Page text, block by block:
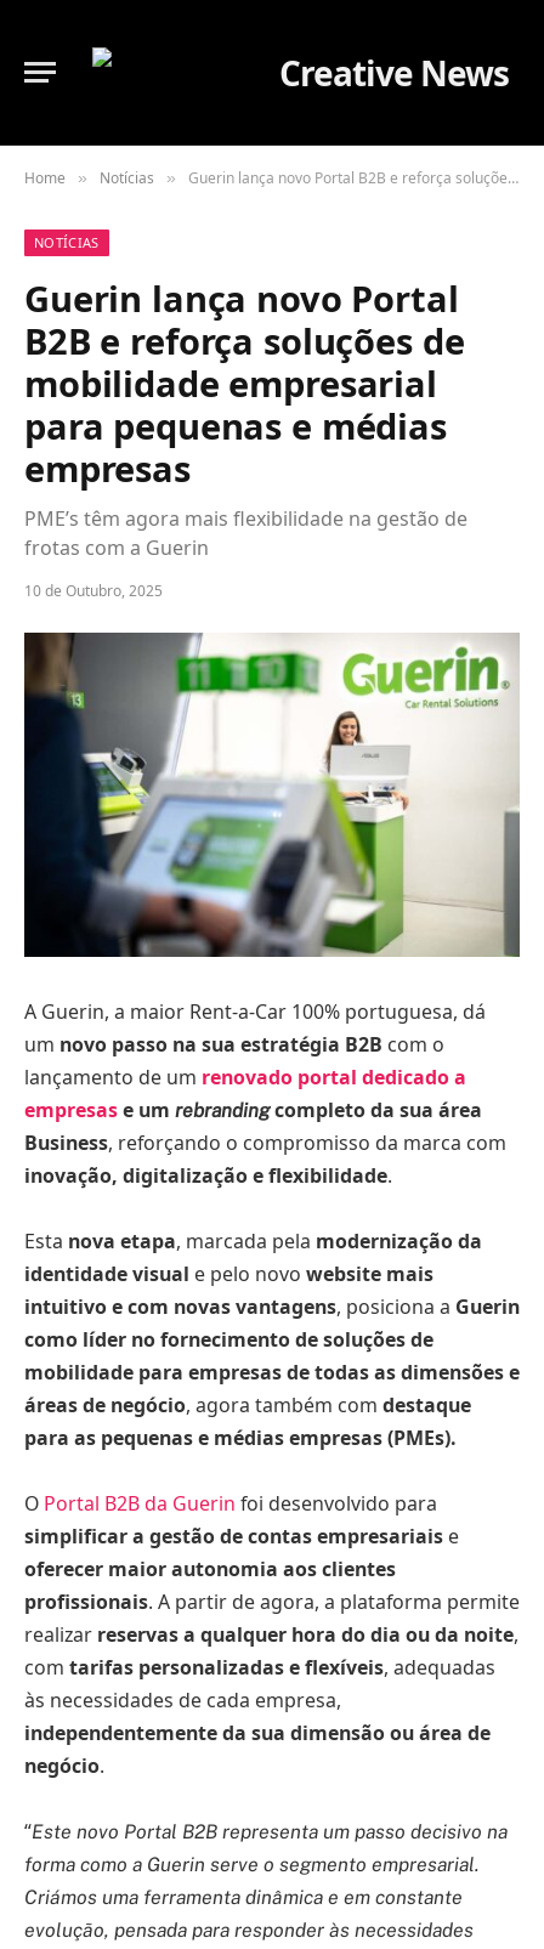
Home » Notícias » Guerin lança novo Portal B2B e reforça soluções de mobilidade empresarial para pequenas e médias empresas
NOTÍCIAS
Guerin lança novo Portal
B2B e reforça soluções de
mobilidade empresarial
para pequenas e médias
empresas
PME’s têm agora mais flexibilidade na gestão de
frotas com a Guerin
10 de Outubro, 2025
A Guerin, a maior Rent-a-Car 100% portuguesa, dá
um novo passo na sua estratégia B2B com o
lançamento de um renovado portal dedicado a
empresase um rebrandingcompleto da sua área
Business, reforçando o compromisso da marca com
inovação, digitalização e flexibilidade.
Esta nova etapa, marcada pela modernização da
identidade visual e pelo novo website mais
intuitivo e com novas vantagens, posiciona a Guerin
como líder no fornecimento de soluções de
mobilidade para empresas de todas as dimensões e
áreas de negócio, agora também com destaque
para as pequenas e médias empresas (PMEs).
O Portal B2B da Guerin foi desenvolvido para
simplificar a gestão de contas empresariais e
oferecer maior autonomia aos clientes
profissionais. A partir de agora, a plataforma permite
realizar reservas a qualquer hora do dia ou da noite,
com tarifas personalizadas e flexíveis, adequadas
às necessidades de cada empresa,
independentemente da sua dimensão ou área de
negócio.
“Este novo Portal B2B representa um passo decisivo na
forma como a Guerin serve o segmento empresarial.
Criámos uma ferramenta dinâmica e em constante
evolução, pensada para responder às necessidades